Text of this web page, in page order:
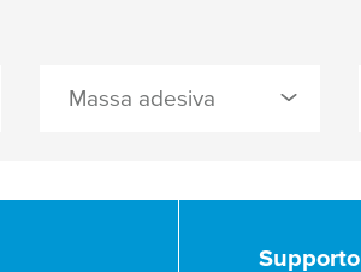
Massa adesiva
Supporto
Supporto